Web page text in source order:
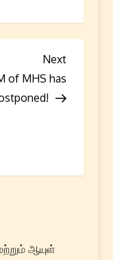
Next
Next
of MHS has
ஆயுள்